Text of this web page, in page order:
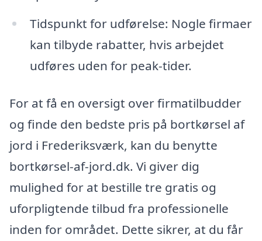
Tidspunkt for udførelse: Nogle firmaer
kan tilbyde rabatter, hvis arbejdet
udføres uden for peak-tider.
For at få en oversigt over firmatilbudder
og finde den bedste pris på bortkørsel af
jord i Frederiksværk, kan du benytte
bortkørsel-af-jord.dk. Vi giver dig
mulighed for at bestille tre gratis og
uforpligtende tilbud fra professionelle
inden for området. Dette sikrer, at du får